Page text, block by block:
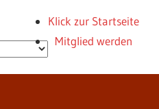
Klick zur Startseite
Mitglied werden